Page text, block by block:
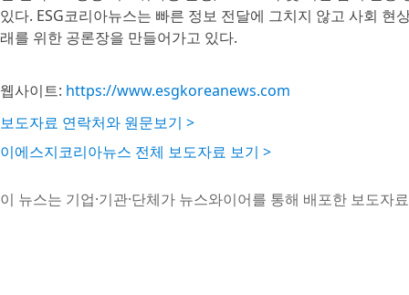
있다. ESG코리아뉴스는 빠른 정보 전달에 그치지 않고 사회
래를 위한 공론장을 만들어가고 있다.
웹사이트: https://www.esgkoreanews.com
보도자료 연락처와 원문보기 >
이에스지코리아뉴스 전체 보도자료 보기 >
이 뉴스는 기업·기관·단체가 뉴스와이어를 통해 배포한 보도자